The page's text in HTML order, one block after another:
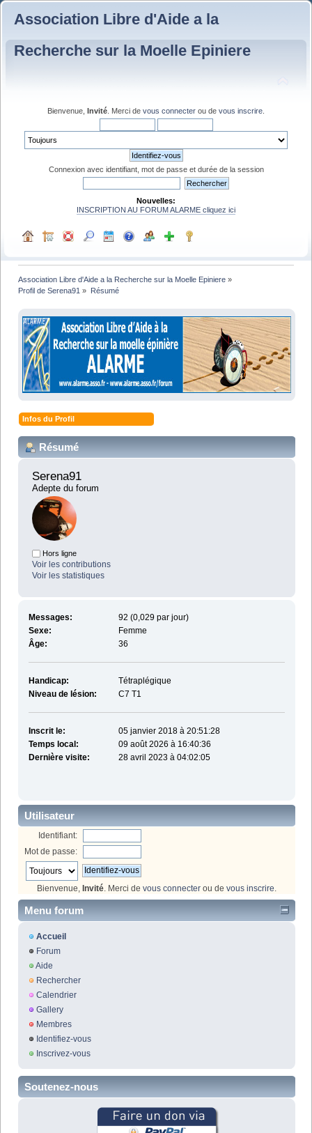
Association Libre d'Aide a la
Recherche sur la Moelle Epiniere
Bienvenue, Invité . Merci de vous connecter ou de vous inscrire
Connexion avec identifiant, mot de passe et durée de la session
Nouvelles:
INSCRIPTION AU FORUM ALARME cliquez ici
Association Libre d'Aide a la Recherche sur la Moelle Epiniere »
Profil de Serena91 » Résumé
Infos du Profil
Résumé
Serena91
Adepte du forum
Hors ligne
Voir les contributions
Voir les statistiques
Messages:
92 (0,029 par jour)
Sexe:
Femme
Âge:
36
Handicap:
Tétraplégique
Niveau de lésion:
C7 T1
Inscrit le:
05 janvier 2018 à 20:51:28
Temps local:
09 août 2026 à 16:40:36
Dernière visite:
28 avril 2023 à 04:02:05
Utilisateur
Identifiant:
Mot de passe:
Bienvenue, Invité . Merci de vous connecter ou de vous inscrire
Menu forum
Accueil
Forum
Aide
Rechercher
Calendrier
Gallery
Membres
Identifiez-vous
Inscrivez-vous
Soutenez-nous